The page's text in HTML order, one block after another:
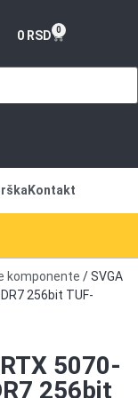
0 RSD 0
Kontakt
komponente / SVGA
256bit TUF-
5070-
256bit